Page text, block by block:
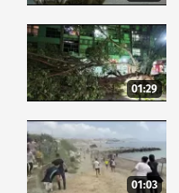
01:29
01:03